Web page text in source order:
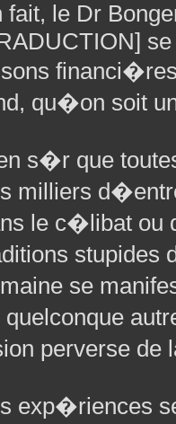
fait, le Dr
qu�on soit
s�r que
milliers
le c�libat ou
se
quelconque
perverse de
exp�riences